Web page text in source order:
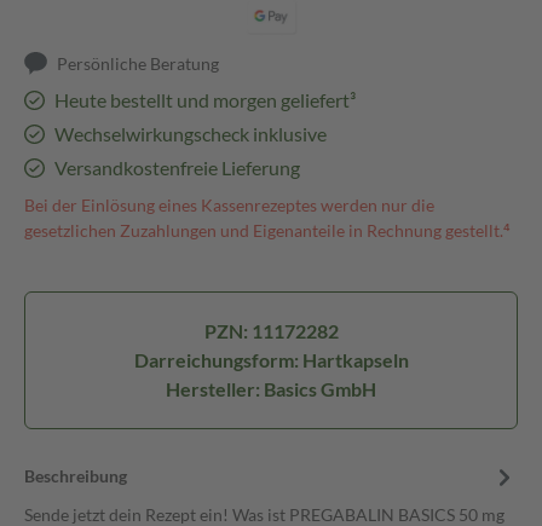
Persönliche Beratung
Heute bestellt und morgen geliefert³
Wechselwirkungscheck inklusive
Versandkostenfreie Lieferung
Bei der Einlösung eines Kassenrezeptes werden nur die
gesetzlichen Zuzahlungen und Eigenanteile in Rechnung gestellt.⁴
PZN: 11172282
Darreichungsform: Hartkapseln
Hersteller: Basics GmbH
Beschreibung
Sende jetzt dein Rezept ein! Was ist PREGABALIN BASICS 50 mg